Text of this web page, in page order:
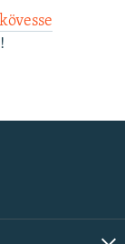
kövesse
! ​